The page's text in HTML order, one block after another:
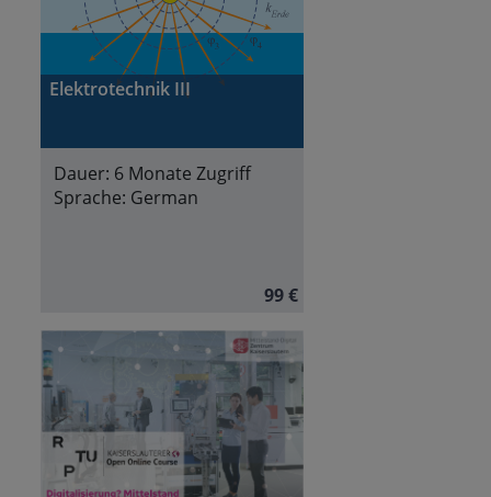
Elektrotechnik III
Dauer: 6 Monate Zugriff
Sprache: German
99 €